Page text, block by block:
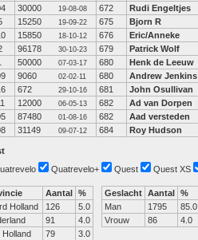
30000 19-08-08 672 Rudi Engeltjes
15250 19-09-22 675 Bjorn R
15850 18-10-12 676 Eric/Anneke
96178 30-10-23 679 Patrick Wolf
50000 07-03-17 680 Henk de Leeuw
9060 02-02-11 680 Andrew Jenkins
672 29-10-16 681 John Osullivan
12000 06-05-13 682 Ad van Dorpen
87480 01-08-16 682 Aad versteden
31149 09-07-12 684 Roy Hudson
Quatrevelo+ Quest Quest XS
Aantal %
Holland
126
5.0
91
4.0
Holland
79
3.0
Geslacht Aantal %
Man
1795
85.0
Vrouw
86 4.0